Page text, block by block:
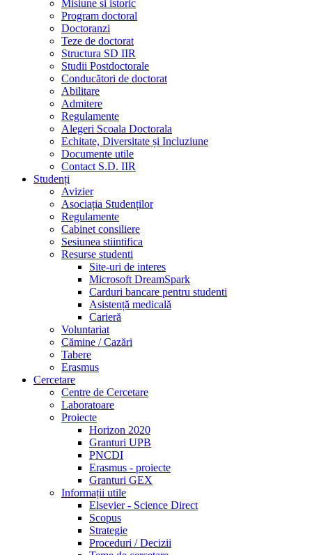
Misiune si istoric
Program doctoral
Doctoranzi
Teze de doctorat
Structura SD IIR
Studii Postdoctorale
Conducători de doctorat
Abilitare
Admitere
Regulamente
Alegeri Scoala Doctorala
Echitate, Diversitate și Incluziune
Documente utile
Contact S.D. IIR
Studenți
Avizier
Asociația Studenților
Regulamente
Cabinet consiliere
Sesiunea stiintifica
Resurse studenti
Site-uri de interes
Microsoft DreamSpark
Carduri bancare pentru studenti
Asistență medicală
Carieră
Voluntariat
Cămine / Cazări
Tabere
Erasmus
Cercetare
Centre de Cercetare
Laboratoare
Proiecte
Horizon 2020
Granturi UPB
PNCDI
Erasmus - proiecte
Granturi GEX
Informații utile
Elsevier - Science Direct
Scopus
Strategie
Proceduri / Decizii